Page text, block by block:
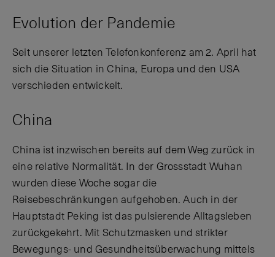
Evolution der Pandemie
Seit unserer letzten Telefonkonferenz am 2. April hat
sich die Situation in China, Europa und den USA
verschieden entwickelt.
China
China ist inzwischen bereits auf dem Weg zurück in
eine relative Normalität. In der Grossstadt Wuhan
wurden diese Woche sogar die
Reisebeschränkungen aufgehoben. Auch in der
Hauptstadt Peking ist das pulsierende Alltagsleben
zurückgekehrt. Mit Schutzmasken und strikter
Bewegungs- und Gesundheitsüberwachung mittels